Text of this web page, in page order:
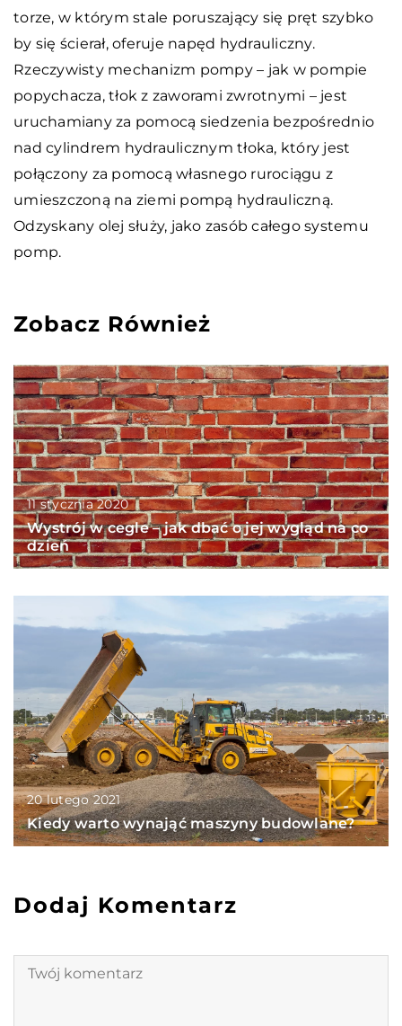
torze, w którym stale poruszający się pręt szybko
by się ścierał, oferuje napęd hydrauliczny.
Rzeczywisty mechanizm pompy – jak w pompie
popychacza, tłok z zaworami zwrotnymi – jest
uruchamiany za pomocą siedzenia bezpośrednio
nad cylindrem hydraulicznym tłoka, który jest
połączony za pomocą własnego rurociągu z
umieszczoną na ziemi pompą hydrauliczną.
Odzyskany olej służy, jako zasób całego systemu
pomp.
Zobacz Również
11 stycznia 2020
Wystrój w cegle – jak dbać o jej wygląd na co
dzień
20 lutego 2021
Kiedy warto wynająć maszyny budowlane?
Dodaj Komentarz